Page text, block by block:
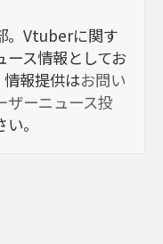
Vtuberに関す
ース情報としてお
情報提供はお問い
ザーニュース投
。